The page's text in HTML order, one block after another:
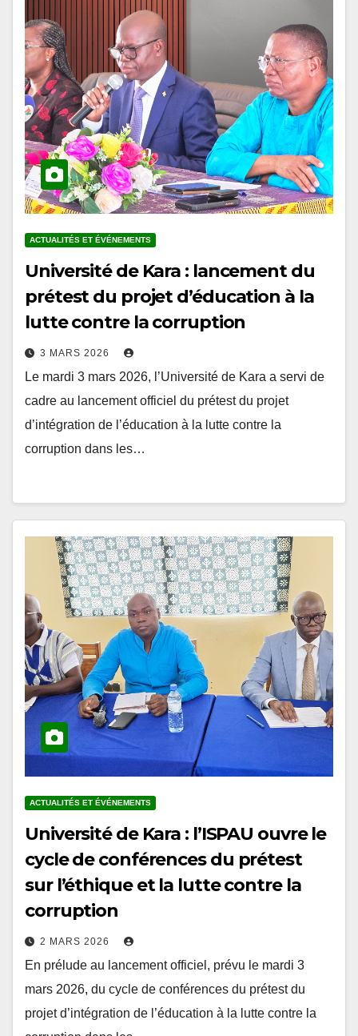
ACTUALITÉS ET ÉVÉNEMENTS
Université de Kara : lancement du
prétest du projet d’éducation à la
lutte contre la corruption
3 MARS 2026
Le mardi 3 mars 2026, l’Université de Kara a servi de
cadre au lancement officiel du prétest du projet
d’intégration de l’éducation à la lutte contre la
corruption dans les…
ACTUALITÉS ET ÉVÉNEMENTS
Université de Kara : l’ISPAU ouvre le
cycle de conférences du prétest
sur l’éthique et la lutte contre la
corruption
2 MARS 2026
En prélude au lancement officiel, prévu le mardi 3
mars 2026, du cycle de conférences du prétest du
projet d’intégration de l’éducation à la lutte contre la